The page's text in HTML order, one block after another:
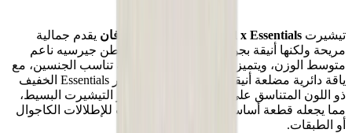
تيشيرت Fear of God x Essentials بلون الشوفان
يقدم جمالية
مريحة ولكنها أنيقة بجودة عالية. مصنوع من قطن جيرسيه ناعم
متوسط الوزن، ويتميز بقصة فضفاضة ومربعة تناسب الجنسين، مع
ياقة دائرية مضلعة أنيقة وأكتاف منسدلة. شعار Essentials الخفيف
ذو اللون المتناسق على الصدر يرفع من مظهر التيشيرت البسيط،
مما يجعله قطعة أساسية متعددة الاستخدامات للإطلالات الكاجوال
أو الطبقات.